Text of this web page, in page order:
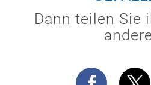
Dann teilen Sie